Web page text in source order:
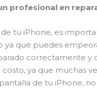
profesional en
tu iPhone, es
que puedes
correctamente y
ya que muchas
de tu iPhone,